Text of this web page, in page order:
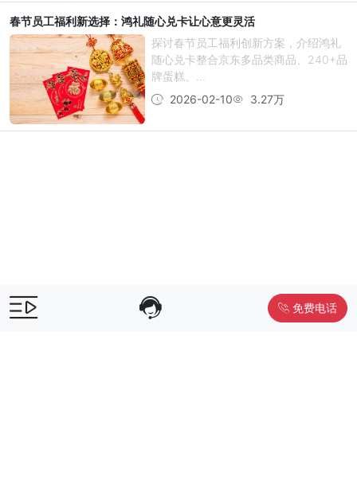
春节员工福利新选择：鸿礼随心兑卡让心意更灵活
探讨春节员工福利创新方案，介绍鸿礼
随心兑卡整合京东多品类商品、240+品
牌蛋糕、...
2026-02-10
3.27万
免费电话